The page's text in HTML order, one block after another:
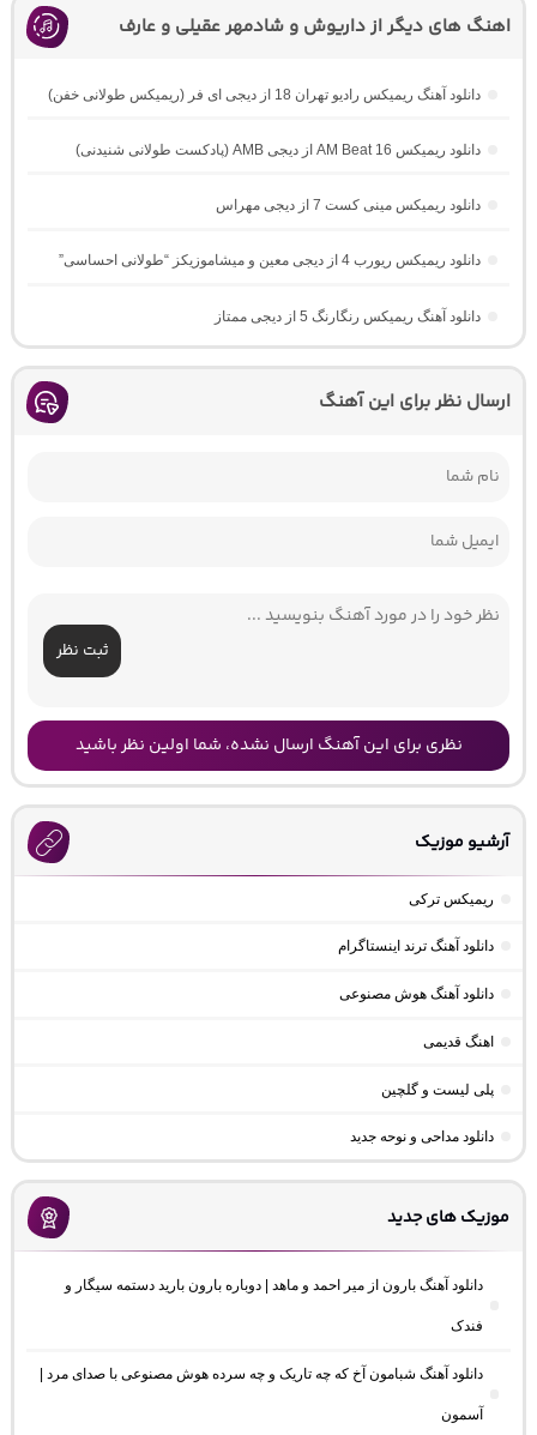
اهنگ های دیگر از داریوش و شادمهر عقیلی و عارف
دانلود آهنگ ریمیکس رادیو تهران 18 از دیجی ای فر (ریمیکس طولانی خفن)
دانلود ریمیکس AM Beat 16 از دیجی AMB (پادکست طولانی شنیدنی)
دانلود ریمیکس مینی کست 7 از دیجی مهراس
دانلود ریمیکس ریورب 4 از دیجی معین و میشاموزیکز “طولانی احساسی”
دانلود آهنگ ریمیکس رنگارنگ 5 از دیجی ممتاز
ارسال نظر برای این آهنگ
ثبت نظر
نظری برای این آهنگ ارسال نشده، شما اولین نظر باشید
آرشیو موزیک
ریمیکس ترکی
دانلود آهنگ ترند اینستاگرام
دانلود آهنگ هوش مصنوعی
اهنگ قدیمی
پلی لیست و گلچین
دانلود مداحی و نوحه جدید
موزیک های جدید
دانلود آهنگ بارون از میر احمد و ماهد | دوباره بارون بارید دستمه سیگار و
فندک
دانلود آهنگ شبامون آخ که چه تاریک و چه سرده هوش مصنوعی با صدای مرد |
آسمون